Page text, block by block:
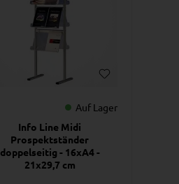
Auf Lager
Info Line Midi
Prospektständer
doppelseitig - 16xA4 -
21x29,7 cm